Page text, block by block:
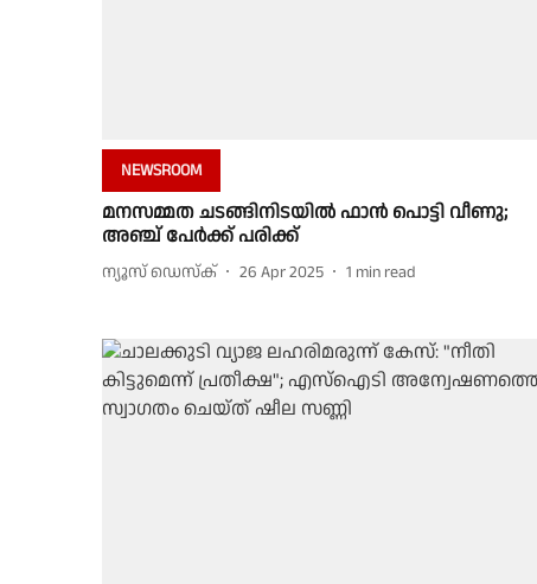
NEWSROOM
മനസമ്മത ചടങ്ങിനിടയില്‍ ഫാന്‍ പൊട്ടി വീണു;
അഞ്ച് പേർക്ക് പരിക്ക്
ന്യൂസ് ഡെസ്ക് 26 Apr 2025 1 min read